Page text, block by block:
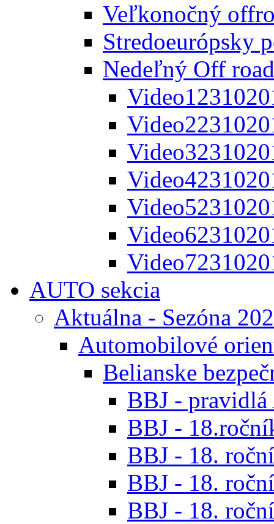
Veľkonočný
Stredoeurópsky
Nedeľný Off
AUTO sekcia
Aktuálna - Sezóna
Automobilové
Belianske
BBJ - pravidlá
BBJ -
BBJ - 18.
BBJ - 18.
BBJ - 18.